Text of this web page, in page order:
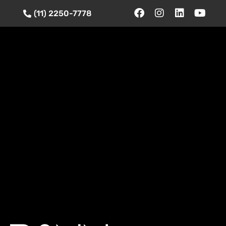
(11) 2250-7778